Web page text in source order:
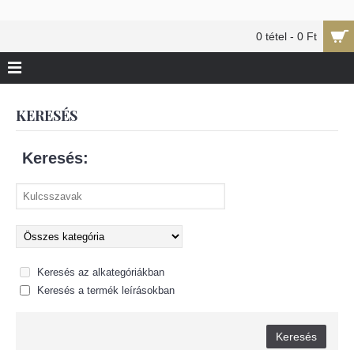
0 tétel - 0 Ft
KERESÉS
Keresés:
Keresés az alkategóriákban
Keresés a termék leírásokban